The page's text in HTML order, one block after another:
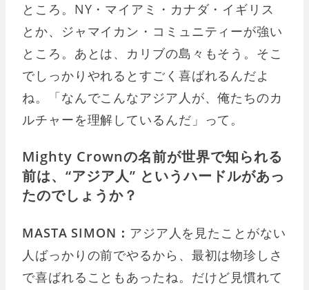
ところ。NY・マイアミ・カナダ・イギリス
とか、ジャマイカン・コミュニティーが強い
ところ。あとは、カリブの島々もそう。そこ
でしっかりやれるとすごく喜ばれるんだよ
ね。「なんでこんなアジア人が、俺たちのカ
ルチャーを理解しているんだ」って。
Mighty Crownの名前が世界で知られる
前は、“アジア人” というハードルがあっ
たのでしょうか？
MASTA SIMON： アジア人を見たことがない
人ばっかりの前でやるから、最初は物珍しさ
で喜ばれることもあったね。だけど見慣れて